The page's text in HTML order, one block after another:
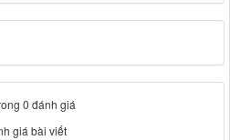
0 đánh giá
giá bài viết